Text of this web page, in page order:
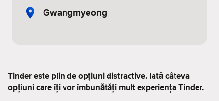
Gwangmyeong
Tinder este plin de opțiuni distractive. Iată câteva
opțiuni care îți vor îmbunătăți mult experiența Tinder.